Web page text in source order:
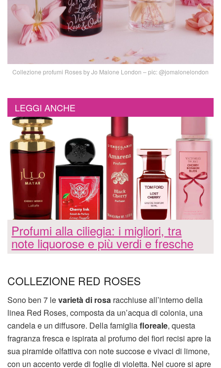
Collezione profumi Roses by Jo Malone London – pic: @jomalonelondon
LEGGI ANCHE
Profumi alla ciliegia: i migliori, tra
note liquorose e più verdi e fresche
COLLEZIONE RED ROSES
Sono ben 7 levarietà di rosa racchiuse all’interno della
linea Red Roses, composta da un’acqua di colonia, una
candela e un diffusore. Della famigliafloreale, questa
fragranza fresca e ispirata al profumo dei fiori recisi apre la
sua piramide olfattiva con note succose e vivaci di limone,
con un accento verde di foglie di violetta. Nel cuore si apre